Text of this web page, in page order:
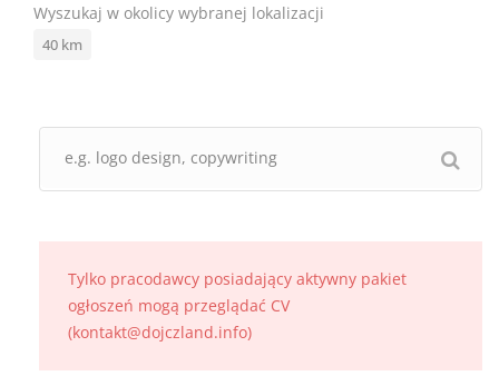
Wyszukaj w okolicy wybranej lokalizacji
40 km
Tylko pracodawcy posiadający aktywny pakiet
ogłoszeń mogą przeglądać CV
(kontakt@dojczland.info)